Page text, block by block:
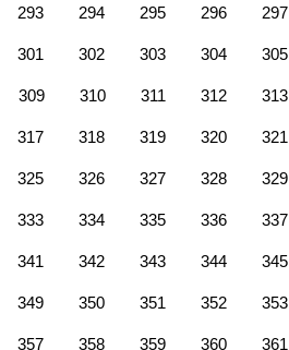
293 294 295 296 297
301 302 303 304 305
309 310 311 312 313
317 318 319 320 321
325 326 327 328 329
333 334 335 336 337
341 342 343 344 345
349 350 351 352 353
357 358 359 360 361